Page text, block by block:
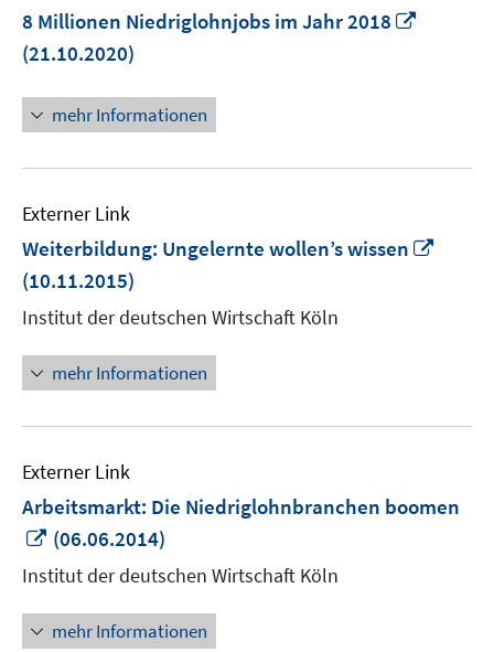
8 Millionen Niedriglohnjobs im Jahr 2018
(21.10.2020)
mehr Informationen
Externer Link
Weiterbildung: Ungelernte wollen’s wissen
(10.11.2015)
Institut der deutschen Wirtschaft Köln
mehr Informationen
Externer Link
Arbeitsmarkt: Die Niedriglohnbranchen boomen
In
neuem
Fenster
öffnen
(06.06.2014)
Institut der deutschen Wirtschaft Köln
mehr Informationen